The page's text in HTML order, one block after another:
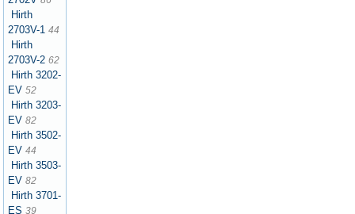
Hirth
2703V-1 44
Hirth
2703V-2 62
Hirth 3202-
EV 52
Hirth 3203-
EV 82
Hirth 3502-
EV 44
Hirth 3503-
EV 82
Hirth 3701-
ES 39